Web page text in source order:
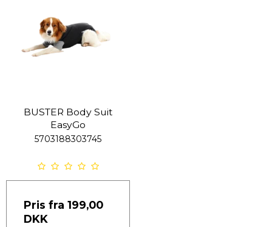
BUSTER Body Suit
EasyGo
5703188303745
Pris fra 199,00
DKK